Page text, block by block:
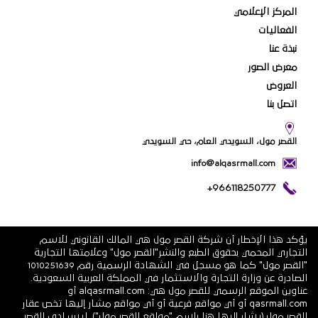
المركز الإعلامي
الفعاليات
نبذة عنا
معرض الصور
العروض
اتصل بنا
القصر مول، السويدي العام، حي السويدي
info@alqasrmall.com
+966118250777
يؤكد هذا الإخطار أن شركة القصر مول هي المالك القانوني للاسم
التجاري المحمي بحقوق الطبع والنشر"القصر مول" وعلامتها التجارية
"القصر مول" كما هو مسجل في الشهادة الرسمية رقم 1010251639
الصادرة عن وزارة التجارة والاستثمار في المملكة العربية السعودية.
عناوين الموقع الرسمي للقصر مول هي: alqasrmall.com أو
qasrmall.com أو أي مواقع فرعية أو أي مواقع مشار إليها تخص عقار